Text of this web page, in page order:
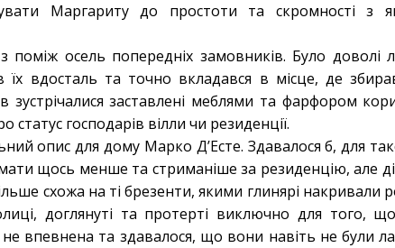
Маргариту до простоти та скромності з
поміж осель попередніх замовників. Було доволі
вдосталь та точно вкладався в місце, де
зустрічалися заставлені меблями та фарфором
статус господарів вілли чи резиденції.
опис для дому Марко Д’Есте. Здавалося б, для
щось менше та стриманіше за резиденцію, але
схожа на ті брезенти, якими глинярі накривали
доглянуті та протерті виключно для того,
впевнена та здавалося, що вони навіть не були